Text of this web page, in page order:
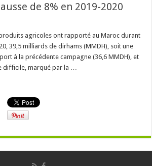
de 8% en 2019-2020
agricoles ont rapporté au Maroc durant
39,5 milliards de dirhams (MMDH), soit une
à la précédente campagne (36,6 MMDH), et
difficile, marqué par la …